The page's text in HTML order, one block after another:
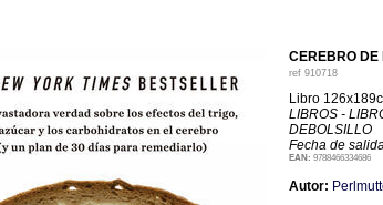
CEREBRO DE
ref 910718
Libro
LIBROS -
DEBOLSILLO
Fecha de
EAN: 9788466334686
Autor: